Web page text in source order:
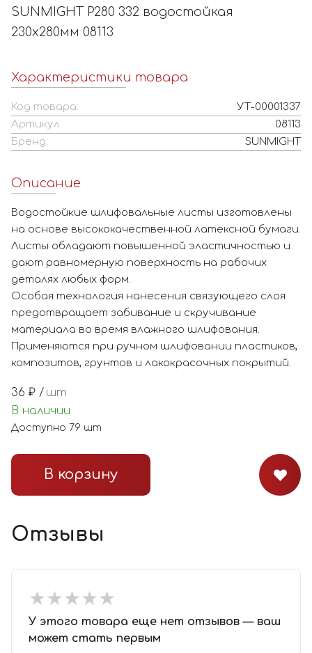
SUNMIGHT P280 332 водостойкая
230х280мм 08113
Характеристики товара
Код товара:
УТ-00001337
Артикул:
08113
Бренд:
SUNMIGHT
Описание
Водостойкие шлифовальные листы изготовлены
на основе высококачественной латексной бумаги.
Листы обладают повышенной эластичностью и
дают равномерную поверхность на рабочих
деталях любых форм.
Особая технология нанесения связующего слоя
предотвращает забивание и скручивание
материала во время влажного шлифования.
Применяются при ручном шлифовании пластиков,
композитов, грунтов и лакокрасочных покрытий.
36 ₽ / шт
В наличии
Доступно 79 шт
В корзину
Отзывы
★★★★★
★★★★★
У этого товара еще нет отзывов — ваш
может стать первым